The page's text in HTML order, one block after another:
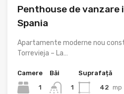
Penthouse de vanzare
Spania
Apartamente moderne nou
Torrevieja – La…
Camere
1
Băi
1
Suprafață
42 mp